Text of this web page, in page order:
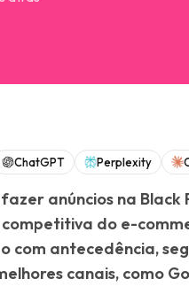
ChatGPT Perplexity
anúncios na
do e-
com antecedência,
canais, como